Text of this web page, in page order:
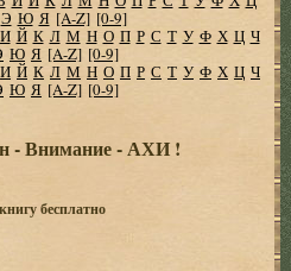
Э Ю Я [A-Z] [0-9]
И Й К Л М Н О П Р С Т У Ф Х Ц Ч
Ю Я [A-Z] [0-9]
И Й К Л М Н О П Р С Т У Ф Х Ц Ч
Ю Я [A-Z] [0-9]
- Внимание - АХИ !
бесплатно